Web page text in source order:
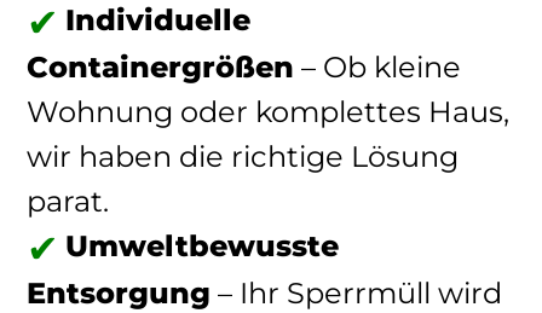
Individuelle
Containergrößen – Ob kleine
Wohnung oder komplettes Haus,
wir haben die richtige Lösung
parat.
Umweltbewusste
Entsorgung – Ihr Sperrmüll wird